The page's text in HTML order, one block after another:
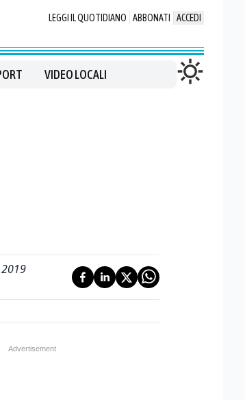
LEGGI IL QUOTIDIANO ABBONATI ACCEDI
VIDEO LOCALI